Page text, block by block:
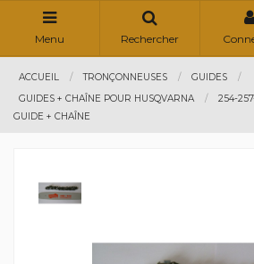
Menu Rechercher
ACCUEIL TRONÇONNEUSES
GUIDES
GUIDES + CHAÎNE POUR HUSQVARNA
254-
GUIDE + CHAÎNE